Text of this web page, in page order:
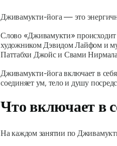
Дживамукти-йога — это
Слово «Дживамукти» происходит
художником Дэвидом Лайфом и
Паттабхи Джойс и Свами
Дживамукти-йога включает в
соединяет ум, тело и душу
Что включает в
На каждом занятии по